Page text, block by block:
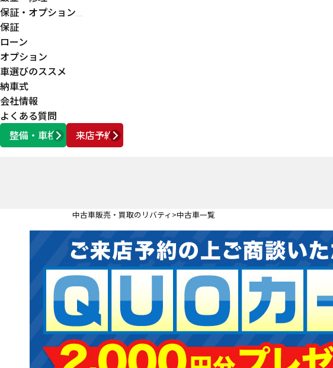
保証・オプション
保証
ローン
オプション
車選びのススメ
納車式
会社情報
よくある質問
整備・車検
来店予約
営業時間 AM10:00 ～ PM6:00
中古車販売・買取のリバティ 中古車一覧